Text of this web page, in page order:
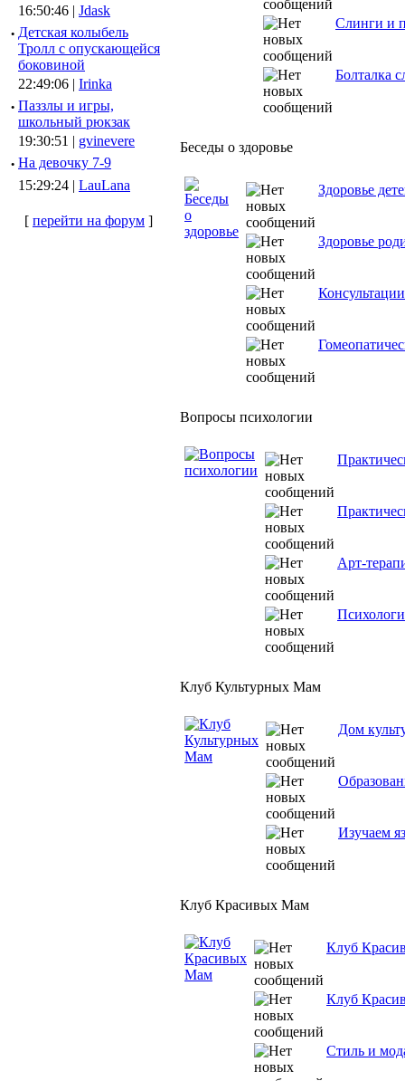
16:50:46 | Jdask
· Детская колыбель
Тролл с опускающейся
боковиной
22:49:06 | Irinka
· Паззлы и игры,
школьный рюкзак
19:30:51 | gvinevere
· Hа девочку 7-9
15:29:24 | LauLana
[ перейти на форум ]
Слинги и
Болталка
Беседы о здоровье
Здоровье
Здоровье
Вопросы психологии
Арт-
Клуб Культурных Мам
Дом
Изучаем
Клуб Красивых Мам
Клуб
Клуб
Стиль и